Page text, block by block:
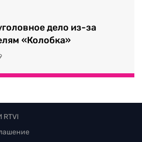
дело из-за
«Колобка»